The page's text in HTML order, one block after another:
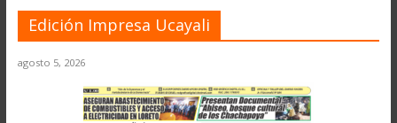
Edición Impresa Ucayali
agosto 5, 2026